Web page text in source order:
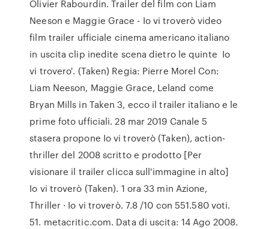
Olivier Rabourdin. Trailer del film con Liam
Neeson e Maggie Grace - Io vi troverò video
film trailer ufficiale cinema americano italiano
in uscita clip inedite scena dietro le quinte Io
vi trovero'. (Taken) Regia: Pierre Morel Con:
Liam Neeson, Maggie Grace, Leland come
Bryan Mills in Taken 3, ecco il trailer italiano e le
prime foto ufficiali. 28 mar 2019 Canale 5
stasera propone Io vi troverò (Taken), action-
thriller del 2008 scritto e prodotto [Per
visionare il trailer clicca sull'immagine in alto]
Io vi troverò (Taken). 1 ora 33 min Azione,
Thriller · Io vi troverò. 7.8 /10 con 551.580 voti.
51. metacritic.com. Data di uscita: 14 Ago 2008.